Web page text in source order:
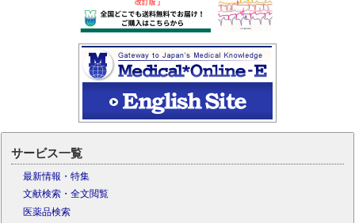
サービス一覧
最新情報・特集
文献検索・全文閲覧
医薬品検索